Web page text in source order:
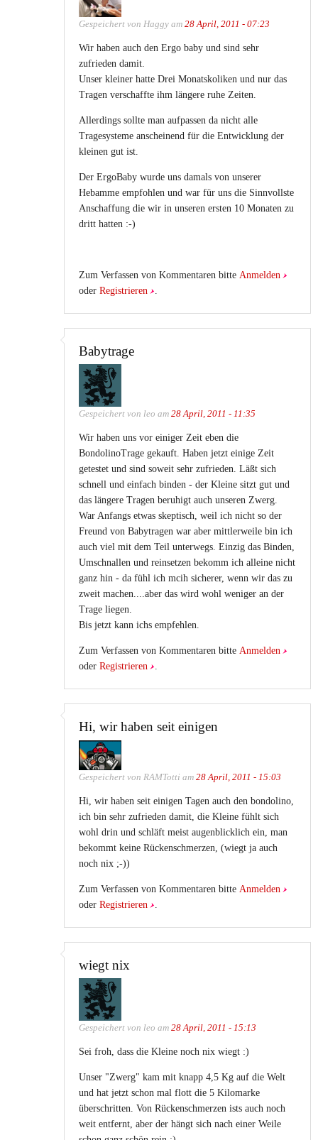
Gespeichert von Haggy am 28 April, 2011 - 07:23
Wir haben auch den Ergo baby und sind sehr
zufrieden damit.
Unser kleiner hatte Drei Monatskoliken und nur das
Tragen verschaffte ihm längere ruhe Zeiten.
Allerdings sollte man aufpassen da nicht alle
Tragesysteme anscheinend für die Entwicklung der
kleinen gut ist.
Der ErgoBaby wurde uns damals von unserer
Hebamme empfohlen und war für uns die Sinnvollste
Anschaffung die wir in unseren ersten 10 Monaten zu
dritt hatten :-)
Zum Verfassen von Kommentaren bitte Anmelden
oder Registrieren
Babytrage
Gespeichert von leo am 28 April, 2011 - 11:35
Wir haben uns vor einiger Zeit eben die
BondolinoTrage gekauft. Haben jetzt einige Zeit
getestet und sind soweit sehr zufrieden. Läßt sich
schnell und einfach binden - der Kleine sitzt gut und
das längere Tragen beruhigt auch unseren Zwerg.
War Anfangs etwas skeptisch, weil ich nicht so der
Freund von Babytragen war aber mittlerweile bin ich
auch viel mit dem Teil unterwegs. Einzig das Binden,
Umschnallen und reinsetzen bekomm ich alleine nicht
ganz hin - da fühl ich mcih sicherer, wenn wir das zu
zweit machen....aber das wird wohl weniger an der
Trage liegen.
Bis jetzt kann ichs empfehlen.
Zum Verfassen von Kommentaren bitte Anmelden
oder Registrieren .
Hi, wir haben seit einigen
Gespeichert von RAMTotti am 28 April, 2011 - 15:03
Hi, wir haben seit einigen Tagen auch den bondolino,
ich bin sehr zufrieden damit, die Kleine fühlt sich
wohl drin und schläft meist augenblicklich ein, man
bekommt keine Rückenschmerzen, (wiegt ja auch
noch nix ;-))
Zum Verfassen von Kommentaren bitte Anmelden
oder Registrieren
wiegt nix
Gespeichert von leo am 28 April, 2011 - 15:13
Sei froh, dass die Kleine noch nix wiegt :)
Unser "Zwerg" kam mit knapp 4,5 Kg auf die Welt
und hat jetzt schon mal flott die 5 Kilomarke
überschritten. Von Rückenschmerzen ists auch noch
weit entfernt, aber der hängt sich nach einer Weile